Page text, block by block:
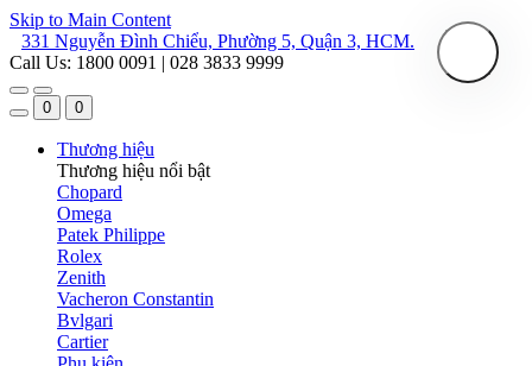
Skip to Main Content
331 Nguyễn Đình Chiểu, Phường 5, Quận 3, HCM.
Call Us: 1800 0091 | 028 3833 9999
0 0
Thương hiệu
Thương hiệu nổi bật
Chopard
Omega
Patek Philippe
Rolex
Zenith
Vacheron Constantin
Bvlgari
Cartier